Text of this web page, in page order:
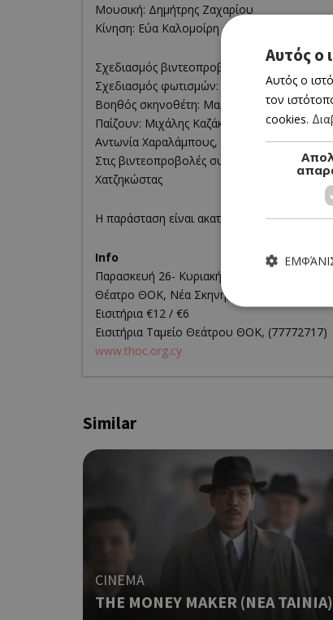
Μουσική: Δημήτρης Ζαχαρίου
Κίνηση: Εύα Καλομοίρη
Σχεδιασμός βιντεοπροβολών: Χριστόφορος
Σχεδιασμός φωτισμών: Γεώργιος Κουκουμάς
Βοηθός σκηνοθέτη: Μαρία Χριστοδούλου
Παίζουν: Μιχάλης Καζάκας, Ανδρέας
Αντωνία Χαραλάμπους, Νάτια
Στις βιντεοπροβολές συμμετέχουν:
Χατζηκώστας
Η παράσταση είναι ακατάλληλη για
Info
Παρασκευή 26- Κυριακή 28 Φεβρουαρίου
Θέατρο ΘΟΚ, Νέα Σκηνή, 18.00
Εισιτήρια €12 / €6
Εισιτήρια Ταμείο Θεάτρου ΘΟΚ, (77772717)
www.thoc.org.cy
Similar
CINEMA
THE MONEY MAKER (ΝΕΑ ΤΑΙΝΙΑ)
Αυτός ο
Αυτός ο
τον
cookies.
PHPSESSID